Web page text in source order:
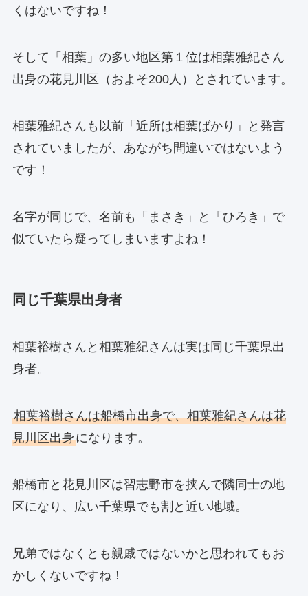
くはないですね！
そして「相葉」の多い地区第１位は相葉雅紀さん
出身の花見川区（およそ200人）とされています。
相葉雅紀さんも以前「近所は相葉ばかり」と発言
されていましたが、あながち間違いではないよう
です！
名字が同じで、名前も「まさき」と「ひろき」で
似ていたら疑ってしまいますよね！
同じ千葉県出身者
相葉裕樹さんと相葉雅紀さんは実は同じ千葉県出
身者。
相葉裕樹さんは船橋市出身で、相葉雅紀さんは花
見川区出身になります。
船橋市と花見川区は習志野市を挟んで隣同士の地
区になり、広い千葉県でも割と近い地域。
兄弟ではなくとも親戚ではないかと思われてもお
かしくないですね！